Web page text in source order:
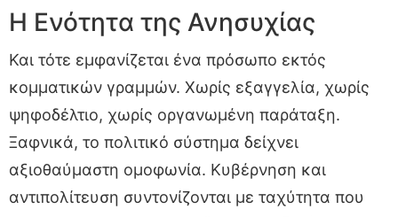
Η Ενότητα της Ανησυχίας
Και τότε εμφανίζεται ένα πρόσωπο εκτός
κομματικών γραμμών. Χωρίς εξαγγελία, χωρίς
ψηφοδέλτιο, χωρίς οργανωμένη παράταξη.
Ξαφνικά, το πολιτικό σύστημα δείχνει
αξιοθαύμαστη ομοφωνία. Κυβέρνηση και
αντιπολίτευση συντονίζονται με ταχύτητα που